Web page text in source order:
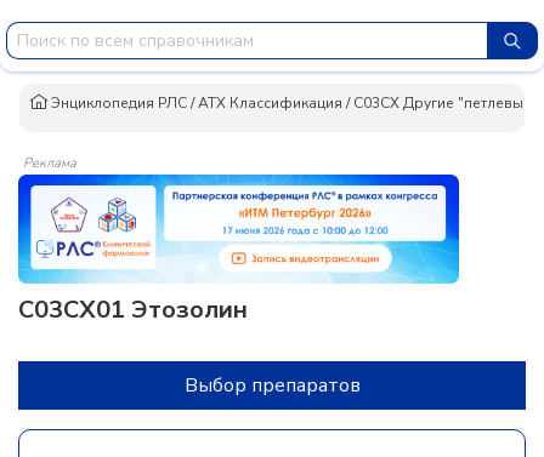
Энциклопедия РЛС/АТХ Классификация /C03CX Другие "петлевые"
Реклама
C03CX01 Этозолин
Выбор препаратов